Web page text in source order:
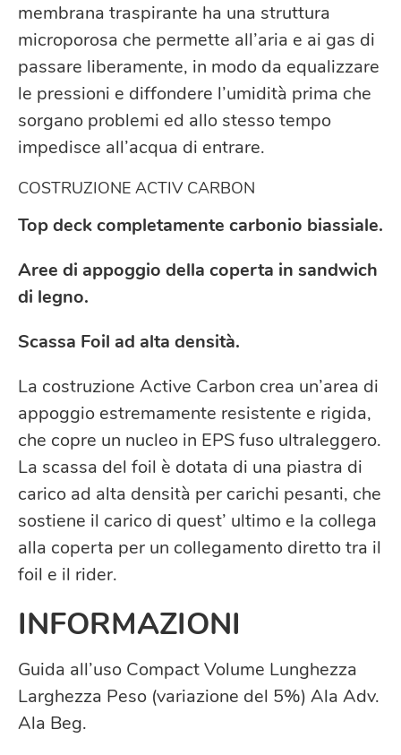
membrana traspirante ha una struttura
microporosa che permette all’aria e ai gas di
passare liberamente, in modo da equalizzare
le pressioni e diffondere l’umidità prima che
sorgano problemi ed allo stesso tempo
impedisce all’acqua di entrare.
COSTRUZIONE ACTIV CARBON
Top deck completamente carbonio biassiale.
Aree di appoggio della coperta in sandwich
di legno.
Scassa Foil ad alta densità.
La costruzione Active Carbon crea un’area di
appoggio estremamente resistente e rigida,
che copre un nucleo in EPS fuso ultraleggero.
La scassa del foil è dotata di una piastra di
carico ad alta densità per carichi pesanti, che
sostiene il carico di quest’ ultimo e la collega
alla coperta per un collegamento diretto tra il
foil e il rider.
INFORMAZIONI
Guida all’uso Compact Volume Lunghezza
Larghezza Peso (variazione del 5%) Ala Adv.
Ala Beg.